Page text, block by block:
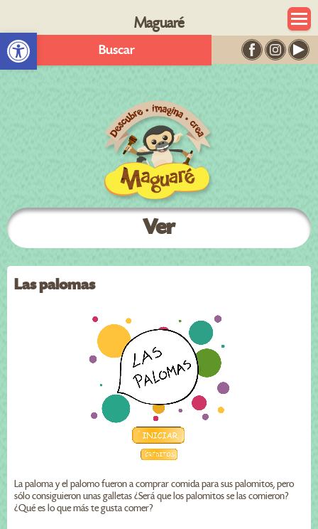
Abrir barra de herramientas
Maguaré
Buscar
Ver
Las palomas
La paloma y el palomo fueron a comprar comida para sus palomitos, pero
sólo consiguieron unas galletas ¿Será que los palomitos se las comieron?
¿Qué es lo que más te gusta comer?